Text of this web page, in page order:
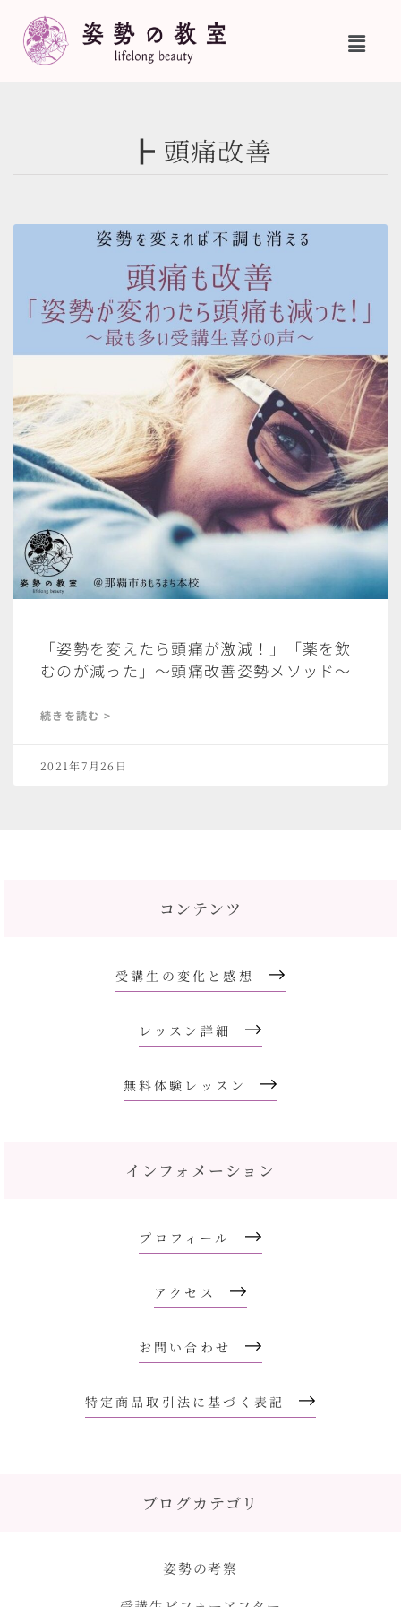
┣ 頭痛改善
「姿勢を変えたら頭痛が激減！」「薬を飲
むのが減った」〜頭痛改善姿勢メソッド〜
続きを読む >
2021年7月26日
コンテンツ
受講生の変化と感想
レッスン詳細
無料体験レッスン
インフォメーション
プロフィール
アクセス
お問い合わせ
特定商品取引法に基づく表記
ブログカテゴリ
姿勢の考察